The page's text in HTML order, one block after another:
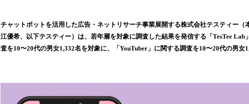
チャットボットを活用した広告・ネットリサーチ事業展開する株式会社テスティー（
江優希、以下テスティー）は、若年層を対象に調査した結果を発信する「TesTee Lab
査を10〜20代の男女1,332名を対象に、「YouTuber」に関する調査を10〜20代の男女